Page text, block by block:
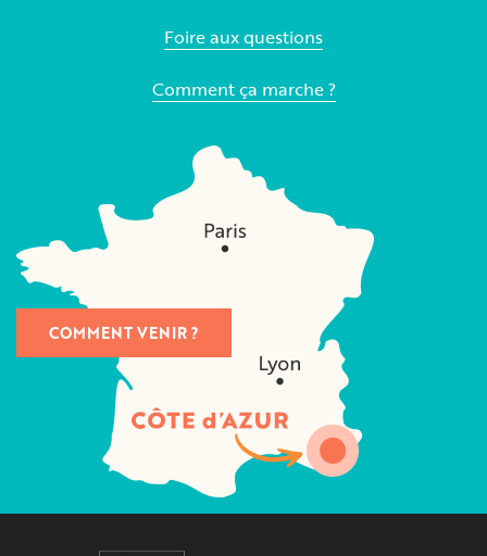
Foire aux questions
Comment ça marche ?
COMMENT VENIR ?